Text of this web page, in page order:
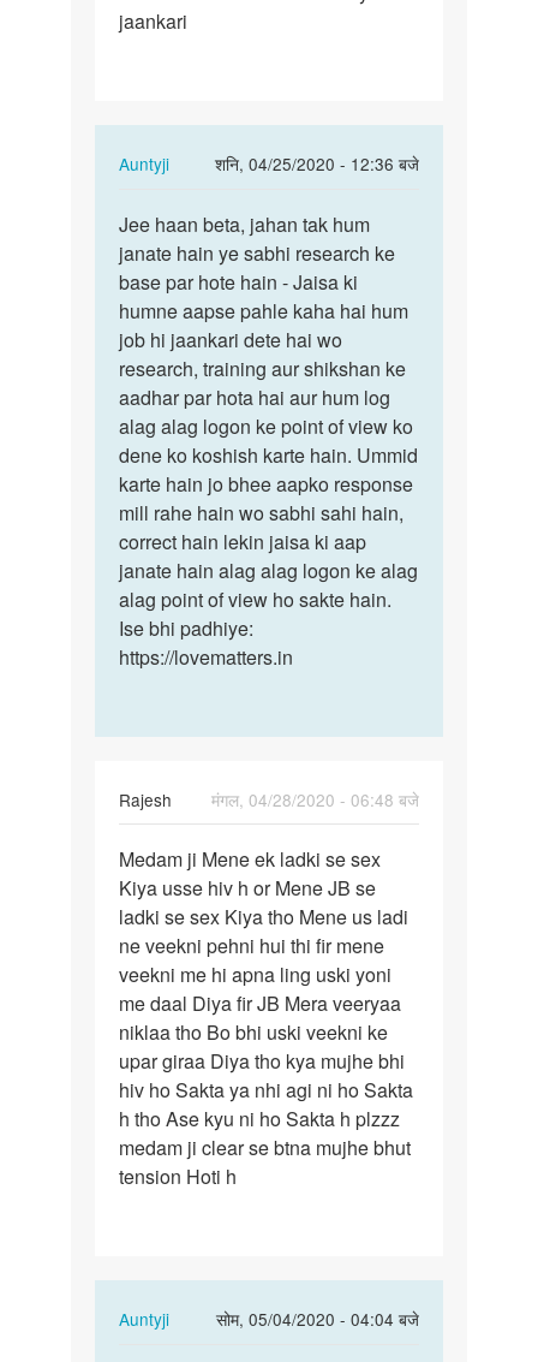
aap
jaankari
Auntyji
शनि, 04/25/2020 - 12:36 बजे
In
to
Aunti
ji
aap
Jo
jaankari…
by
Mandeep
Jee
haan
beta,
jahan
tak
hum…
Jee haan beta, jahan tak hum
janate hain ye sabhi research ke
base par hote hain - Jaisa ki
humne aapse pahle kaha hai hum
job hi jaankari dete hai wo
research, training aur shikshan ke
aadhar par hota hai aur hum log
alag alag logon ke point of view ko
dene ko koshish karte hain. Ummid
karte hain jo bhee aapko response
mill rahe hain wo sabhi sahi hain,
correct hain lekin jaisa ki aap
janate hain alag alag logon ke alag
alag point of view ho sakte hain.
Ise bhi padhiye:
https://lovematters.in
Rajesh
मंगल, 04/28/2020 - 06:48 बजे
Medam
ji
Mene
ek
ladki
se…
Medam ji Mene ek ladki se sex
Kiya usse hiv h or Mene JB se
ladki se sex Kiya tho Mene us ladi
ne veekni pehni hui thi fir mene
veekni me hi apna ling uski yoni
me daal Diya fir JB Mera veeryaa
niklaa tho Bo bhi uski veekni ke
upar giraa Diya tho kya mujhe bhi
hiv ho Sakta ya nhi agi ni ho Sakta
h tho Ase kyu ni ho Sakta h plzzz
medam ji clear se btna mujhe bhut
tension Hoti h
Auntyji
सोम, 05/04/2020 - 04:04 बजे
In